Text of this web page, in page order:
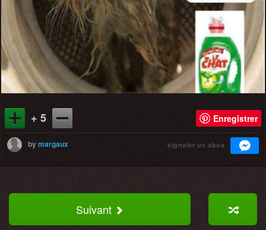
+ 5 Enregistrer
bymargaux signaler un abus
Suivant